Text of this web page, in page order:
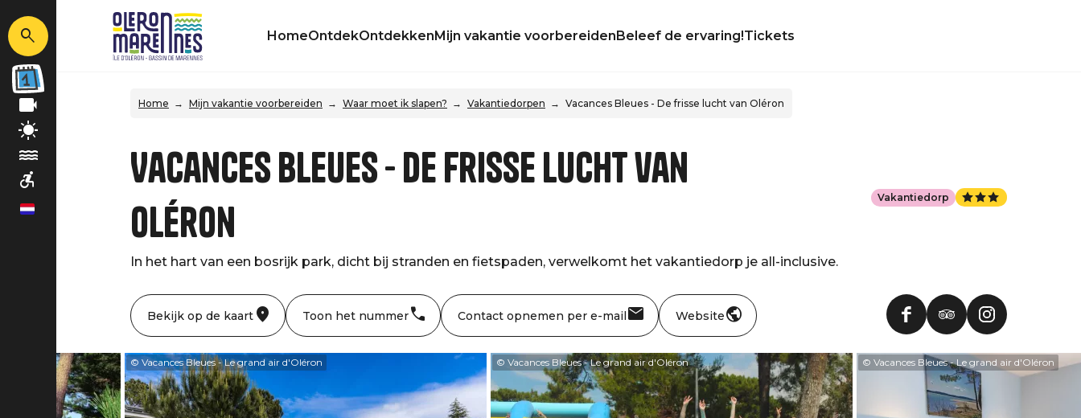
nl
HomeOntdekOntdekkenMijn vakantie voorbereidenBeleef de ervaring!Tickets
Home Mijn vakantie voorbereiden Waar moet ik slapen? Vakantiedorpen Vacances Bleues - De frisse lucht van Oléron
Vacances Bleues - De frisse lucht van
Oléron
In het hart van een bosrijk park, dicht bij stranden en fietspaden, verwelkomt het vakantiedorp je all-inclusive.
Vakantiedorp
Bekijk op de kaart Toon het nummer Contact opnemen per e-mail Website
© Vacances Bleues - Le grand air d'Oléron © Vacances Bleues - Le grand air d'Oléron © Vacances Bleues - Le grand air d'Oléron